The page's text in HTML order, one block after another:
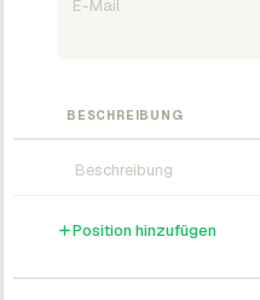
BESCHREIBUNG
Position hinzufügen